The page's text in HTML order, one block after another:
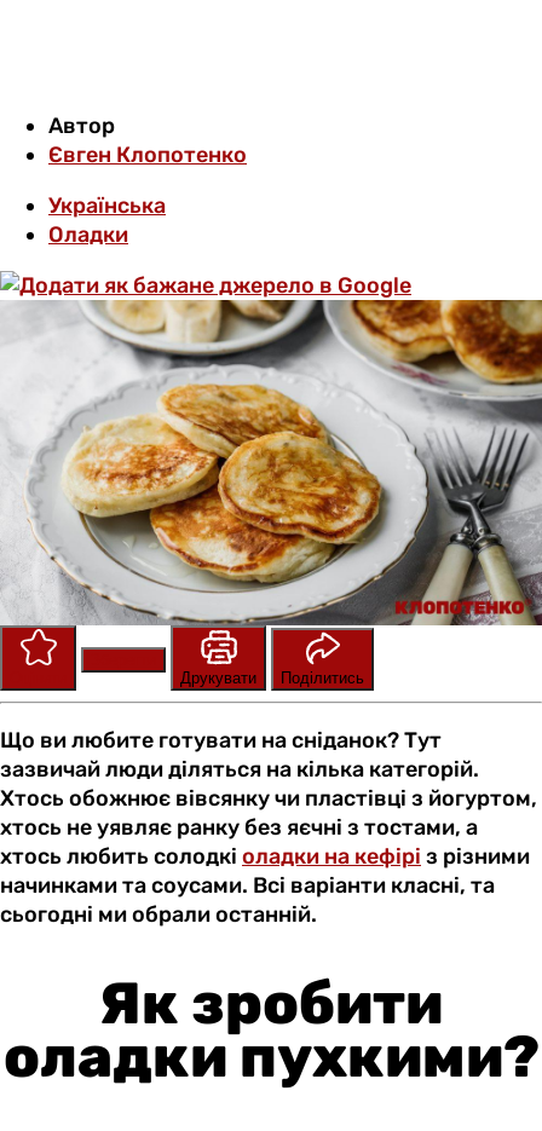
Автор
Євген Клопотенко
Українська
Оладки
Друкувати
Поділитись
Що ви любите готувати на сніданок? Тут
зазвичай люди діляться на кілька категорій.
Хтось обожнює вівсянку чи пластівці з йогуртом,
хтось не уявляє ранку без яєчні з тостами, а
хтось любить солодкі оладки на кефірі з різними
начинками та соусами. Всі варіанти класні, та
сьогодні ми обрали останній.
Як зробити
оладки пухкими?